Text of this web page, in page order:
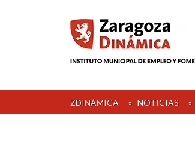
ZDINÁMICA » NOTICIAS »